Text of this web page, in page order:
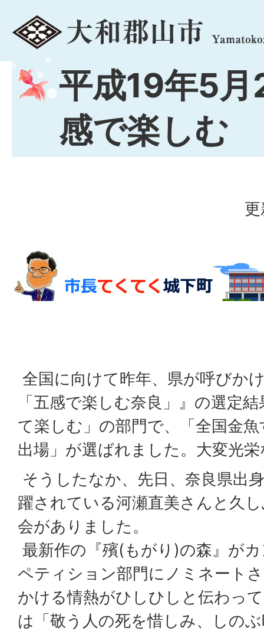
menu
平成19年5
感で楽しむ
全国に向けて昨年、県が呼びか
「五感で楽しむ奈良」』の選定
て楽しむ」の部門で、「全国金
出場」が選ばれました。大変光
そうしたなか、先日、奈良県出
躍されている河瀬直美さんと久
会がありました。
最新作の『殯(もがり)の森』が
ペティション部門にノミネート
かける情熱がひしひしと伝わっ
は「敬う人の死を惜しみ、しの